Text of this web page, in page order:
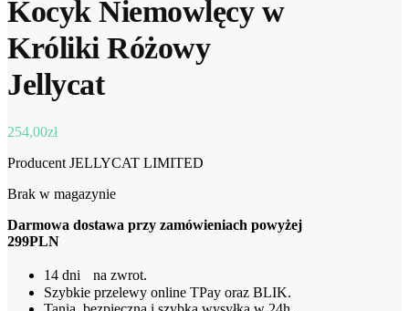
Kocyk Niemowlęcy w
Króliki Różowy
Jellycat
254,00zł
Producent JELLYCAT LIMITED
Brak w magazynie
Darmowa dostawa przy zamówieniach powyżej
299PLN
14 dni na zwrot.
Szybkie przelewy online TPay oraz BLIK.